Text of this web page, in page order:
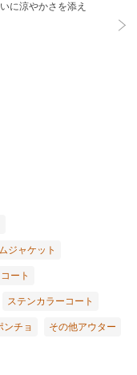
に涼やかさを添え
ジャケット
ート
ステンカラーコート
ンチョ その他アウター